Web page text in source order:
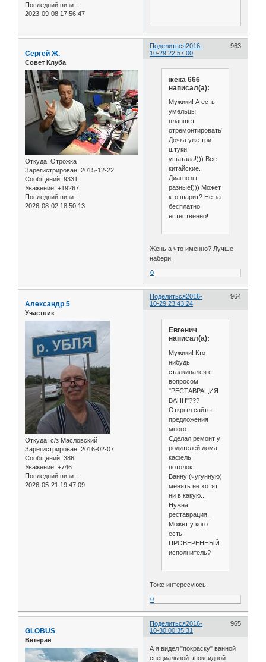
Последний визит:
2023-09-08 17:56:47
Поделиться 963
2016-
10-29 22:57:00
Сергей Ж.
Совет Клуба
Откуда: Отрожка
Зарегистрирован: 2015-12-22
Сообщений: 9331
Уважение: +19267
Последний визит:
2026-08-02 18:50:13
жека 666
написал(а):
Мужики! А есть
умельцы
планшет
отремонтировать?
Дочка уже три
штуки
ушатала!))) Все
китайские.
Диагнозы
разные!))) Может
кто шарит? Не за
бесплатно
естественно!
Жень а что именно? Лучше
набери.
0
Поделиться 964
2016-
10-29 23:43:24
Александр 5
Участник
Откуда: с/з Масловский
Зарегистрирован: 2016-02-07
Сообщений: 386
Уважение: +746
Последний визит:
2026-05-21 19:47:09
Евгенич
написал(а):
Мужики! Кто-
нибудь
сталкивался с
вопросом
"РЕСТАВРАЦИЯ
ВАНН"???
Открыл сайты -
предложения
много...
Сделал ремонт у
родителей дома,
кафель,
потолок...
Ванну (чугунную)
менять не хотят
ни в какую...
Нужна
реставрация..
Может у кого
есть
ПРОВЕРЕННЫЙ
исполнитель?
Тоже интересуюсь.
0
Поделиться 965
2016-
10-30 00:35:31
GLOBUS
Ветеран
А я видел "покраску" ванной
специальной эпоксидной